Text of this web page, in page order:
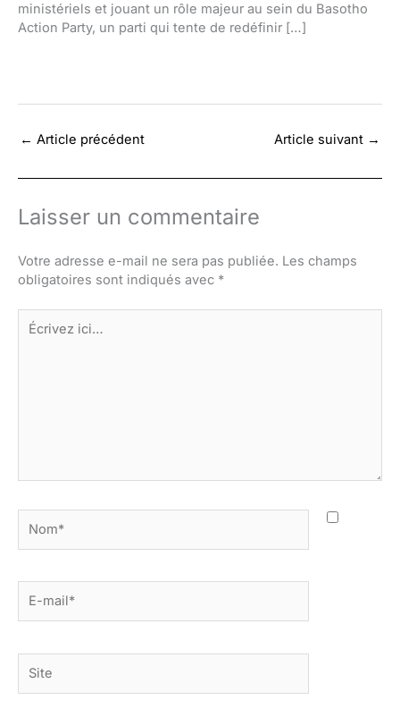
ministériels et jouant un rôle majeur au sein du Basotho
Action Party, un parti qui tente de redéfinir […]
← Article précédent Article suivant →
Laisser un commentaire
Votre adresse e-mail ne sera pas publiée. Les champs
obligatoires sont indiqués avec *
Écrivez
ici…
mail*